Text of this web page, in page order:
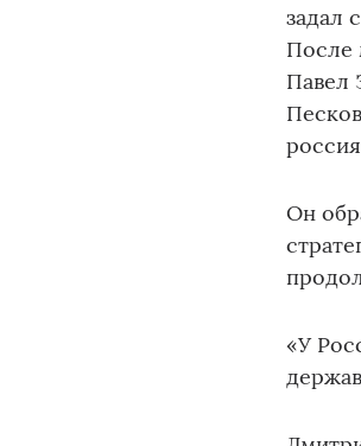
задал
После
Павел
Он
«У